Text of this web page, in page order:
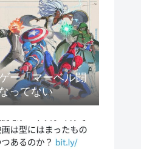
ー「マーベル闘
ってない